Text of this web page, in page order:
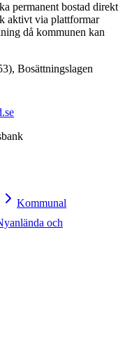
permanent bostad direkt
aktivt via plattformar
då kommunen kan
Bosättningslagen
Kommunal
och